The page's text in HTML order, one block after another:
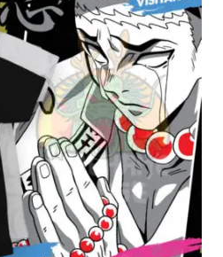
through
$300.00